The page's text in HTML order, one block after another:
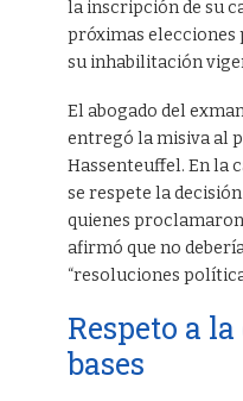
la inscripción de su
próximas elecciones
su inhabilitación
El abogado del
entregó la misiva al
Hassenteuffel. En la
se respete la
quienes
afirmó que no
“resoluciones
Respeto a
bases